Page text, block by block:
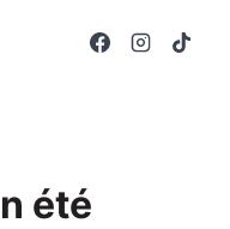
été